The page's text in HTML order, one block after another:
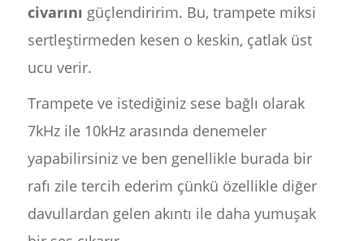
civarını güçlendiririm. Bu, trampete miksi
sertleştirmeden kesen o keskin, çatlak üst
ucu verir.
Trampete ve istediğiniz sese bağlı olarak
7kHz ile 10kHz arasında denemeler
yapabilirsiniz ve ben genellikle burada bir
rafı zile tercih ederim çünkü özellikle diğer
davullardan gelen akıntı ile daha yumuşak